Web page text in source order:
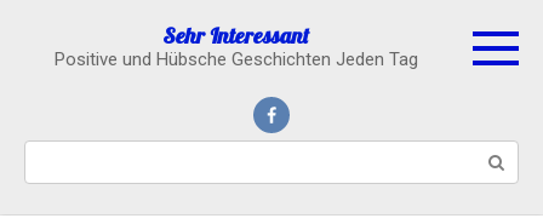
content
Sehr Interessant
Positive und Hübsche Geschichten Jeden Tag